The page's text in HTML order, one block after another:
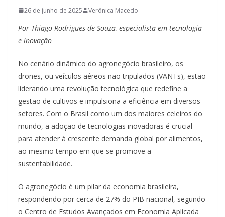
26 de junho de 2025 Verônica Macedo
Por Thiago Rodrigues de Souza, especialista em tecnologia
e inovação
No cenário dinâmico do agronegócio brasileiro, os
drones, ou veículos aéreos não tripulados (VANTs), estão
liderando uma revolução tecnológica que redefine a
gestão de cultivos e impulsiona a eficiência em diversos
setores. Com o Brasil como um dos maiores celeiros do
mundo, a adoção de tecnologias inovadoras é crucial
para atender à crescente demanda global por alimentos,
ao mesmo tempo em que se promove a
sustentabilidade.
O agronegócio é um pilar da economia brasileira,
respondendo por cerca de 27% do PIB nacional, segundo
o Centro de Estudos Avançados em Economia Aplicada